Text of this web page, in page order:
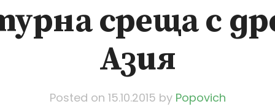
среща с
Азия
Posted on 15.10.2015 by Popovich